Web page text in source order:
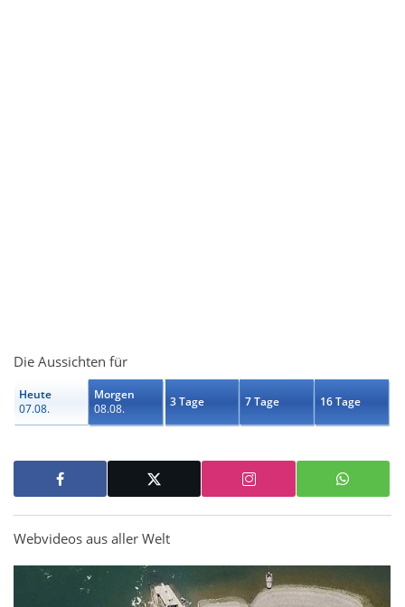
Die Aussichten für
Heute
07.08.
Morgen
08.08.
3 Tage 7 Tage 16 Tage
Webvideos aus aller Welt